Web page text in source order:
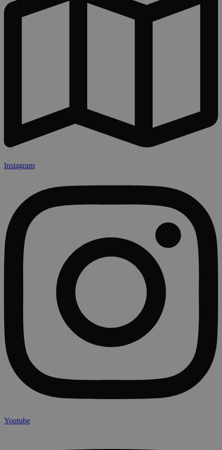
Instagram
Youtube